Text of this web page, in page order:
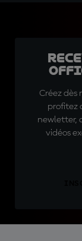
Créez dès
profitez
newletter,
vidéos